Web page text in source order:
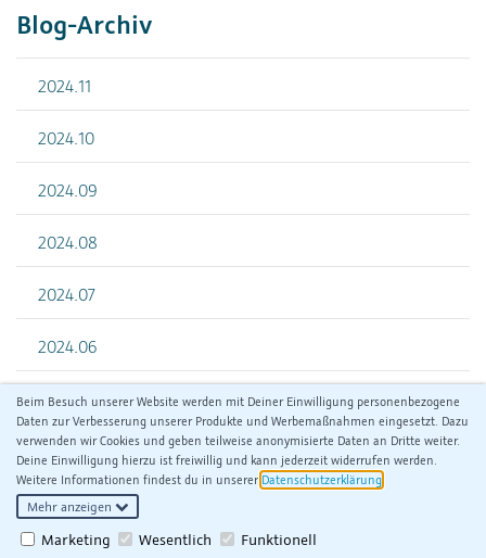
Blog-Archiv
2024.11
2024.10
2024.09
2024.08
2024.07
2024.06
Meine Datenschutzeinstellungen ansehen/ändern
Beim Besuch unserer Website werden mit Deiner Einwilligung personenbezogene
Daten zur Verbesserung unserer Produkte und Werbemaßnahmen eingesetzt. Dazu
verwenden wir Cookies und geben teilweise anonymisierte Daten an Dritte weiter.
Deine Einwilligung hierzu ist freiwillig und kann jederzeit widerrufen werden.
Weitere Informationen findest du in unserer Datenschutzerklärung
Mehr anzeigen
Marketing Wesentlich Funktionell